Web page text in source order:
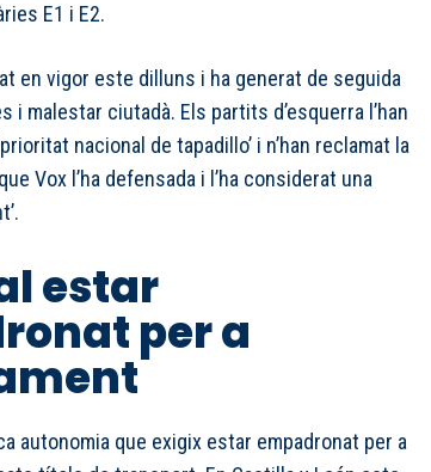
E1 i E2.
en vigor este dilluns i ha generat de seguida
i malestar ciutadà. Els partits d’esquerra l’han
nacional de tapadillo’ i n’han reclamat la
Vox l’ha defensada i l’ha considerat una
estar
per a
autonomia que exigix estar empadronat per a